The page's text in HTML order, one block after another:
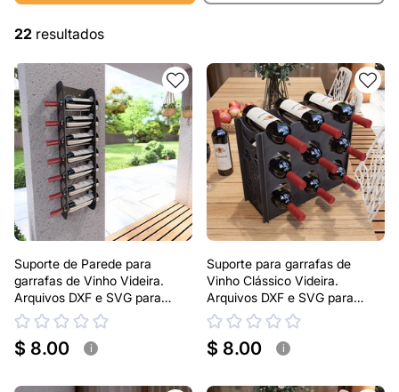
22 resultados
Suporte de Parede para
garrafas de Vinho Videira.
Arquivos DXF e SVG para
corte e plasma a laser
$ 8.00 i
Suporte para garrafas de
Vinho Clássico Videira.
Arquivos DXF e SVG para
corte e plasma a laser.
$ 8.00 i